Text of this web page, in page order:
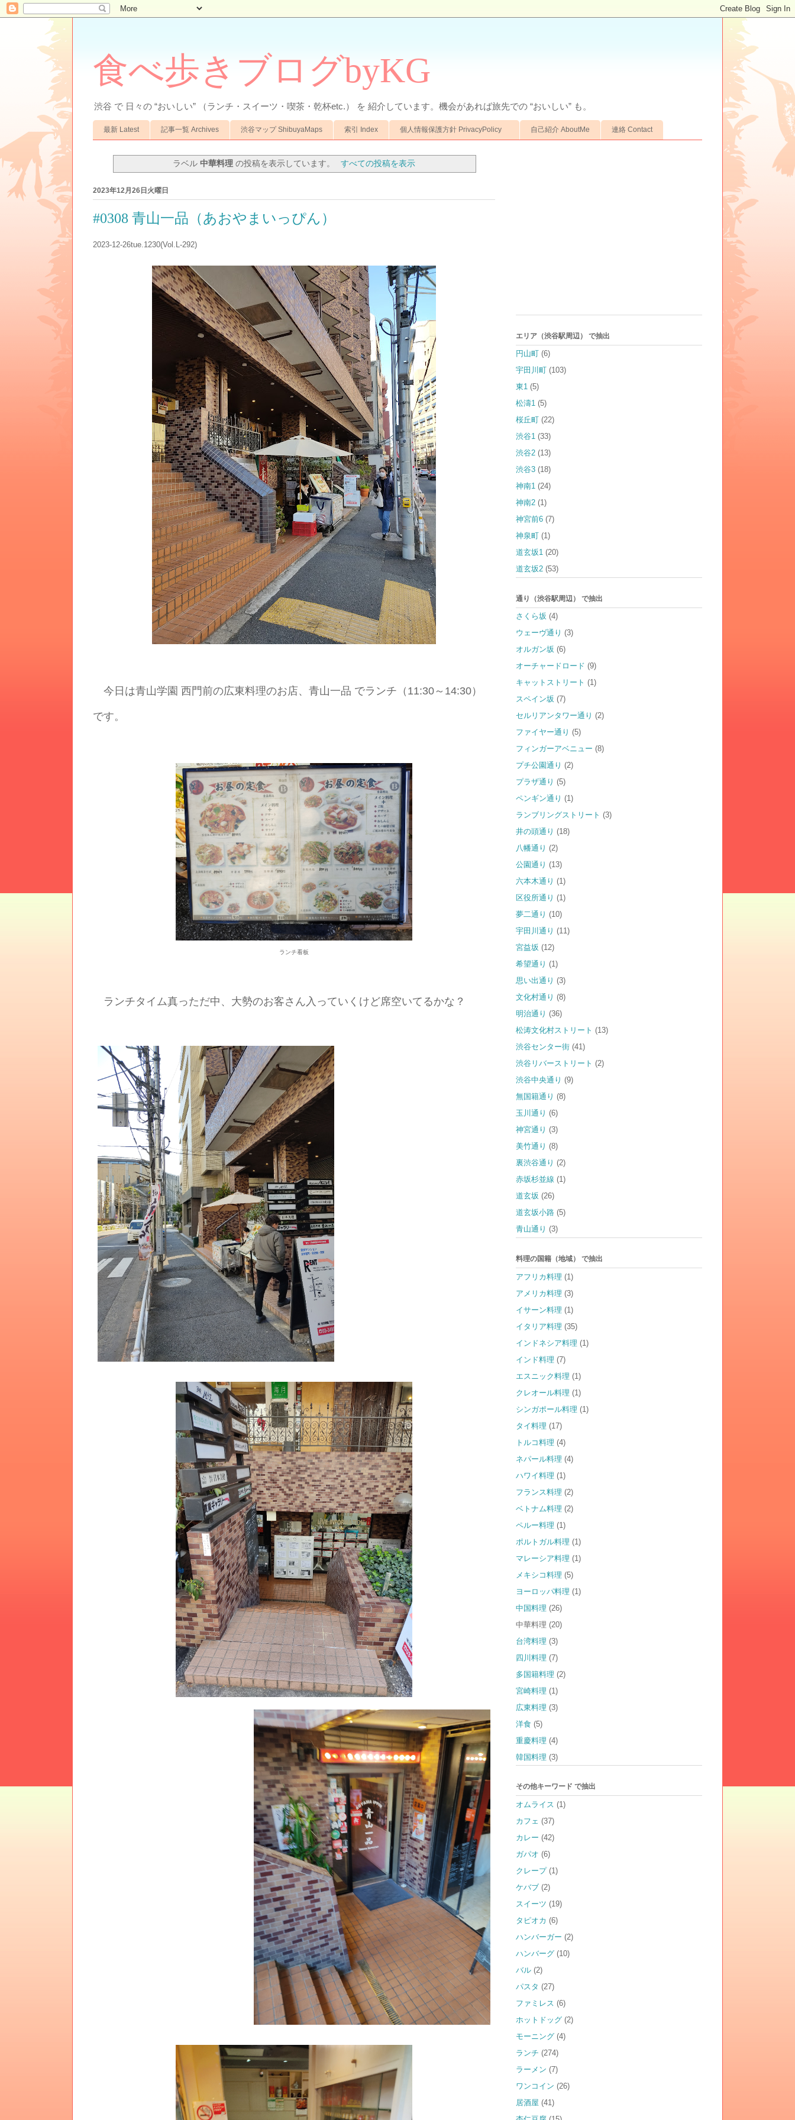
食べ歩きブログbyKG
渋谷 で 日々の “おいしい” （ランチ・スイーツ・喫茶・乾杯etc.） を 紹介しています。機会があれば旅先での “おいしい” も。
最新 Latest 記事一覧 Archives 渋谷マップ ShibuyaMaps 索引 Index 個人情報保護方針 PrivacyPolicy 自己紹介 AboutMe 連絡 Contact
ラベル中華料理 の投稿を表示しています。 すべての投稿を表示
2023年12月26日火曜日
#0308 青山一品（あおやまいっぴん）
2023-12-26tue.1230(Vol.L-292)
今日は青山学園 西門前の広東料理のお店、青山一品 でランチ（11:30～14:30）
です。
ランチ看板
ランチタイム真っただ中、大勢のお客さん入っていくけど席空いてるかな？
エリア（渋谷駅周辺） で抽出
円山町 (6)
宇田川町 (103)
東1 (5)
松濤1 (5)
桜丘町 (22)
渋谷1 (33)
渋谷2 (13)
渋谷3 (18)
神南1 (24)
神南2 (1)
神宮前6 (7)
神泉町 (1)
道玄坂1 (20)
道玄坂2 (53)
通り（渋谷駅周辺） で抽出
さくら坂 (4)
ウェーヴ通り (3)
オルガン坂 (6)
オーチャードロード (9)
キャットストリート (1)
スペイン坂 (7)
セルリアンタワー通り (2)
ファイヤー通り (5)
フィンガーアベニュー (8)
プチ公園通り (2)
プラザ通り (5)
ペンギン通り (1)
ランブリングストリート (3)
井の頭通り (18)
八幡通り (2)
公園通り (13)
六本木通り (1)
区役所通り (1)
夢二通り (10)
宇田川通り (11)
宮益坂 (12)
希望通り (1)
思い出通り (3)
文化村通り (8)
明治通り (36)
松涛文化村ストリート (13)
渋谷センター街 (41)
渋谷リバーストリート (2)
渋谷中央通り (9)
無国籍通り (8)
玉川通り (6)
神宮通り (3)
美竹通り (8)
裏渋谷通り (2)
赤坂杉並線 (1)
道玄坂 (26)
道玄坂小路 (5)
青山通り (3)
料理の国籍（地域） で抽出
アフリカ料理 (1)
アメリカ料理 (3)
イサーン料理 (1)
イタリア料理 (35)
インドネシア料理 (1)
インド料理 (7)
エスニック料理 (1)
クレオール料理 (1)
シンガポール料理 (1)
タイ料理 (17)
トルコ料理 (4)
ネパール料理 (4)
ハワイ料理 (1)
フランス料理 (2)
ベトナム料理 (2)
ペルー料理 (1)
ポルトガル料理 (1)
マレーシア料理 (1)
メキシコ料理 (5)
ヨーロッパ料理 (1)
中国料理 (26)
中華料理 (20)
台湾料理 (3)
四川料理 (7)
多国籍料理 (2)
宮崎料理 (1)
広東料理 (3)
洋食 (5)
重慶料理 (4)
韓国料理 (3)
その他キーワード で抽出
オムライス (1)
カフェ (37)
カレー (42)
ガパオ (6)
クレープ (1)
ケバブ (2)
スイーツ (19)
タピオカ (6)
ハンバーガー (2)
ハンバーグ (10)
バル (2)
パスタ (27)
ファミレス (6)
ホットドッグ (2)
モーニング (4)
ランチ (274)
ラーメン (7)
ワンコイン (26)
居酒屋 (41)